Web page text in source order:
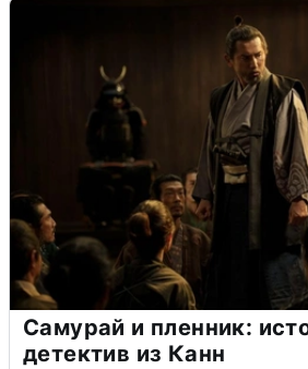
Самурай и пленник:
детектив из Канн